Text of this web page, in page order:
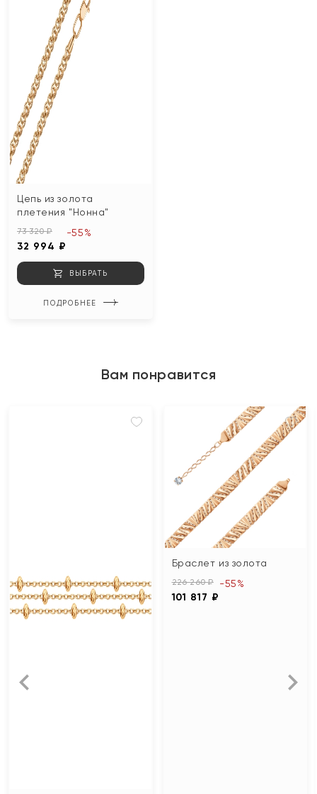
Цепь из золота
плетения "Нонна"
73 320 ₽
32 994 ₽
-55%
ВЫБРАТЬ
ПОДРОБНЕЕ
Вам понравится
Браслет из золота
226 260 ₽
101 817 ₽
-55%